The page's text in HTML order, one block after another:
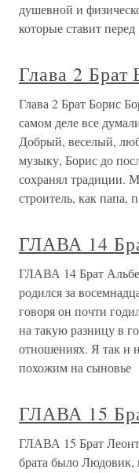
душевной и
которые ставит перед
Глава 2 Брат
Глава 2 Брат Борис
самом деле все
Добрый, веселый,
музыку, Борис до
сохранял традиции.
строитель, как папа,
ГЛАВА 14
ГЛАВА 14 Брат
родился за
говоря он почти
на такую разницу в
отношениях. Я так и
похожим на сыновье
ГЛАВА 15
ГЛАВА 15 Брат
брата было Людовик,